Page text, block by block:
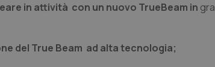
in attività con un nuovo TrueBeam in
del True Beam ad alta tecnologia;